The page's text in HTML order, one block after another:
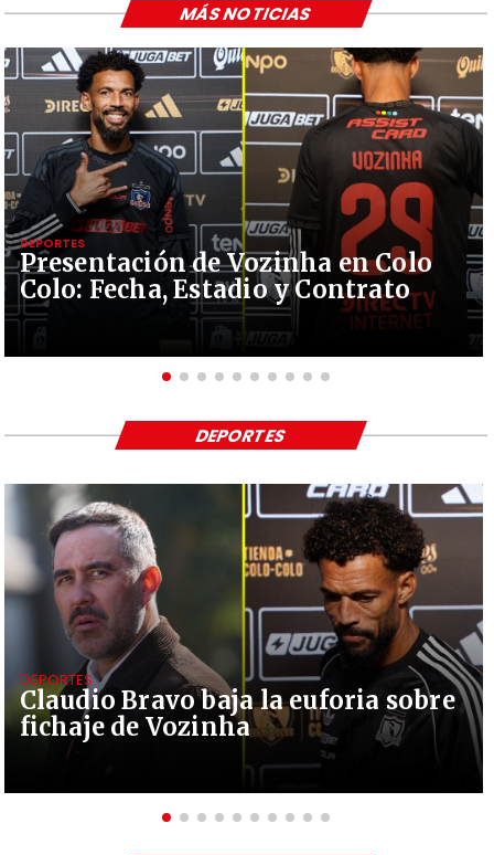
Presentación de Vozinha en Colo
Colo: Fecha, Estadio y Contrato
DEPORTES
MÁS NOTICIAS
Claudio Bravo baja la euforia sobre
fichaje de Vozinha
DEPORTES
DEPORTES